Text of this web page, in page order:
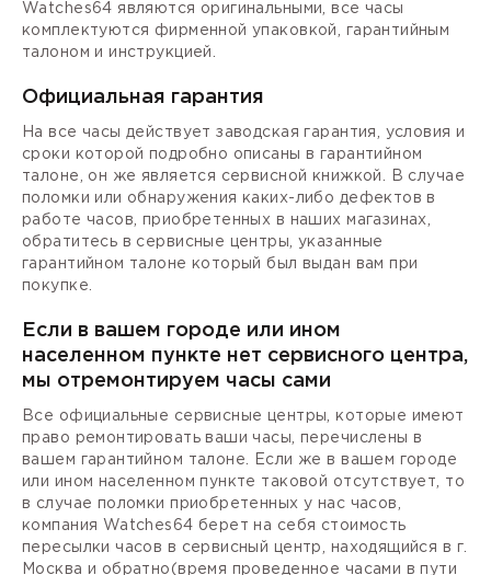
Watches64 являются оригинальными, все часы
комплектуются фирменной упаковкой, гарантийным
талоном и инструкцией.
Официальная гарантия
На все часы действует заводская гарантия, условия и
сроки которой подробно описаны в гарантийном
талоне, он же является сервисной книжкой. В случае
поломки или обнаружения каких-либо дефектов в
работе часов, приобретенных в наших магазинах,
обратитесь в сервисные центры, указанные
гарантийном талоне который был выдан вам при
покупке.
Если в вашем городе или ином
населенном пункте нет сервисного центра,
мы отремонтируем часы сами
Все официальные сервисные центры, которые имеют
право ремонтировать ваши часы, перечислены в
вашем гарантийном талоне. Если же в вашем городе
или ином населенном пункте таковой отсутствует, то
в случае поломки приобретенных у нас часов,
компания Watches64 берет на себя стоимость
пересылки часов в сервисный центр, находящийся в г.
Москва и обратно(время проведенное часами в пути